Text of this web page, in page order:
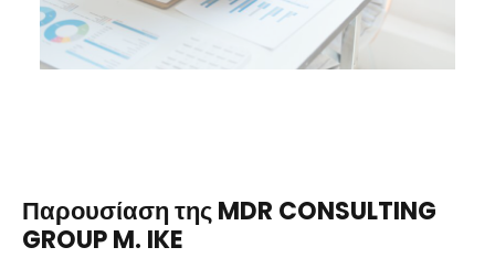
Παρουσίαση της MDR CONSULTING
GROUP M. IKE